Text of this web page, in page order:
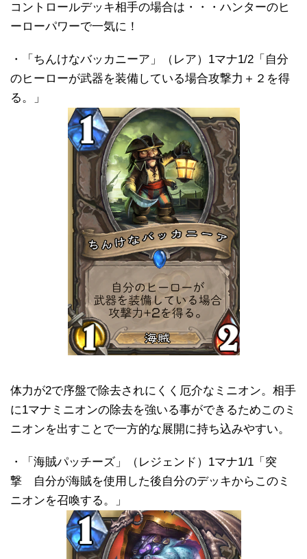
コントロールデッキ相手の場合は・・・ハンターのヒ
ーローパワーで一気に！
・「ちんけなバッカニーア」（レア）1マナ1/2「自分
のヒーローが武器を装備している場合攻撃力＋２を得
る。」
体力が2で序盤で除去されにくく厄介なミニオン。相手
に1マナミニオンの除去を強いる事ができるためこのミ
ニオンを出すことで一方的な展開に持ち込みやすい。
・「海賊パッチーズ」（レジェンド）1マナ1/1「突
撃 自分が海賊を使用した後自分のデッキからこのミ
ニオンを召喚する。」